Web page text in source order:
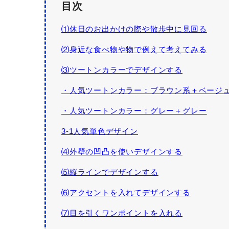
目次
⑴休日のお出かけの際や散歩中に見回る
⑵身近な食べ物や物で例えて考えてみる
⑶ツートンカラーでデザインする
・人気ツートンカラー：ブラウン系＋ベージ
・人気ツートンカラー：グレー＋グレー
3-1人気単色デザイン
⑷外壁の凹凸を使いデザインする
⑸縦ラインでデザインする
⑹アクセントを入れてデザインする
⑺目を引くワンポイントを入れる